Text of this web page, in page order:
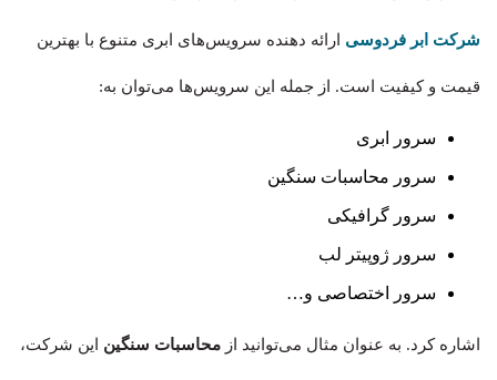
شرکت ابر فردوسی ارائه دهنده سرویس‌های ابری متنوع با بهترین
قیمت و کیفیت است. از جمله این سرویس‌ها می‌توان به:
سرور ابری
سرور محاسبات سنگین
سرور گرافیکی
سرور ژوپیتر لب
سرور اختصاصی و…
اشاره کرد. به عنوان مثال می‌توانید از محاسبات سنگین این شرکت،